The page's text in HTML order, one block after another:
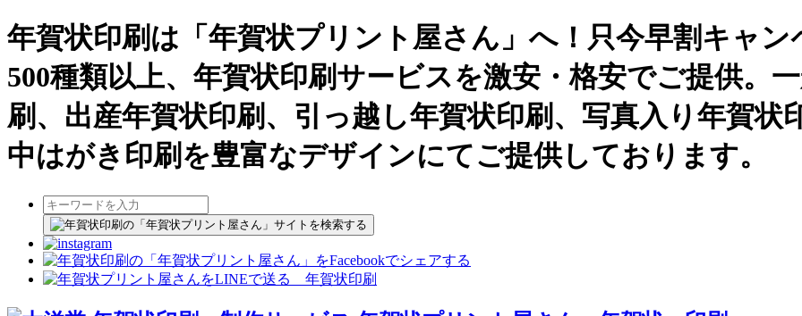
年賀状印刷は「年賀状プリント屋さん」へ！只今早割キャ
500種類以上、年賀状印刷サービスを激安・格安でご提供。
刷、出産年賀状印刷、引っ越し年賀状印刷、写真入り年賀状
中はがき印刷を豊富なデザインにてご提供しております。